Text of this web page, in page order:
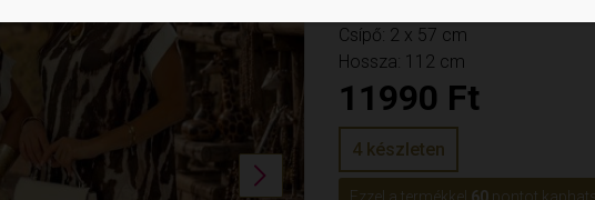
Next
Csípő: 2 x 57 cm
Hossza: 112 cm
11990 Ft
4 készleten